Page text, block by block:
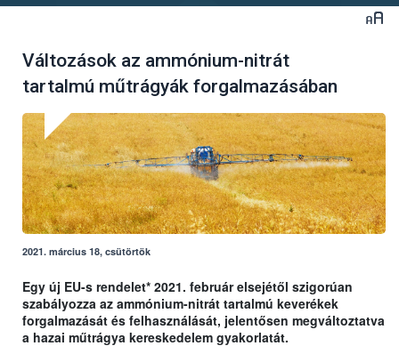
Változások az ammónium-nitrát
tartalmú műtrágyák forgalmazásában
2021. március 18, csütörtök
Egy új EU-s rendelet* 2021. február elsejétől szigorúan
szabályozza az ammónium-nitrát tartalmú keverékek
forgalmazását és felhasználását, jelentősen megváltoztatva
a hazai műtrágya kereskedelem gyakorlatát.